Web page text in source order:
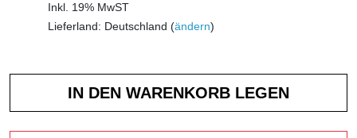
Inkl. 19% MwST
Lieferland: Deutschland (ändern)